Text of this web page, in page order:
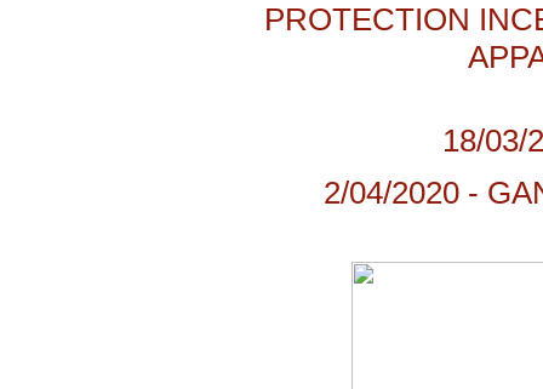
PROTECTION
18/03/
2/04/2020 -